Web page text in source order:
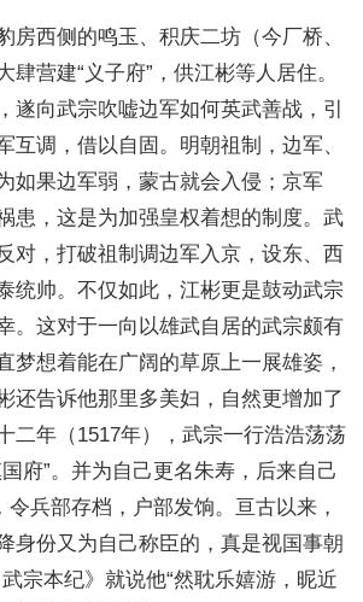
房西侧的鸣玉、积庆二坊（今厂桥、
肆营建“义子府”，供江彬等人居住。
遂向武宗吹嘘边军如何英武善战，引
互调，借以自固。明朝祖制，边军、
如果边军弱，蒙古就会入侵；京军
患，这是为加强皇权着想的制度。武
对，打破祖制调边军入京，设东、西
统帅。不仅如此，江彬更是鼓动武宗
。这对于一向以雄武自居的武宗颇有
梦想着能在广阔的草原上一展雄姿，
还告诉他那里多美妇，自然更增加了
二年（1517年），武宗一行浩浩荡荡
府”。并为自己更名朱寿，后来自己
令兵部存档，户部发饷。亘古以来，
身份又为自己称臣的，真是视国事朝
宗本纪》就说他“然耽乐嬉游，昵近